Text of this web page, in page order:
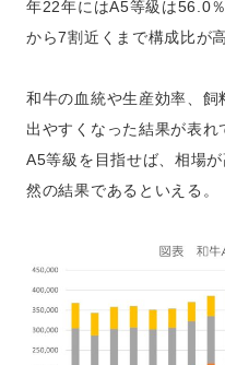
年22年にはA5等級は56.0
から7割近くまで構成比が
和牛の血統や生産効率、
出やすくなった結果が表れ
A5等級を目指せば、相場
然の結果であるといえる。